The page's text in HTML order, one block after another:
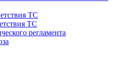
ТС
ТС
регламента